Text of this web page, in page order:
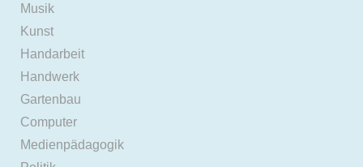
Musik
Kunst
Handarbeit
Handwerk
Gartenbau
Computer
Medienpädagogik